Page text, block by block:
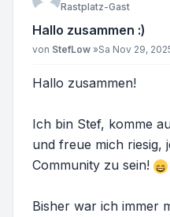
Rastplatz-Gast
Hallo zusammen :)
Beitrag
von StefLow »Sa Nov 29,
Hallo zusammen!
Ich bin Stef, komme
und freue mich riesig,
Community zu sein!
Bisher war ich immer